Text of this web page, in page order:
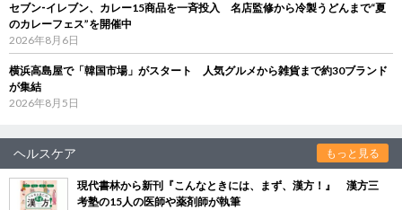
セブン‐イレブン、カレー15商品を一斉投入 名店監修から冷製うどんまで“夏
のカレーフェス”を開催中
2026年8月6日
横浜高島屋で「韓国市場」がスタート 人気グルメから雑貨まで約30ブランド
が集結
2026年8月5日
ヘルスケア もっと見る
現代書林から新刊『こんなときには、まず、漢方！』 漢方三
考塾の15人の医師や薬剤師が執筆